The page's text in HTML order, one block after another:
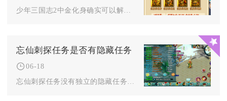
忘仙刺探任务是否有隐藏任务
06-18